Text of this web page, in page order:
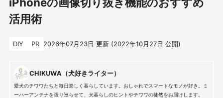
活用術
DIY PR 2026年07月23日 更新 (2022年10月27日 公開)
CHIKUWA（犬好きライター）
愛犬のチワワたちと毎日楽しく暮らしています。おしゃれでスマートなモノが好き。ミ
ーハーアンテナを張り巡らせて、犬暮らしのヒントやチワワの徒然をお届けします。